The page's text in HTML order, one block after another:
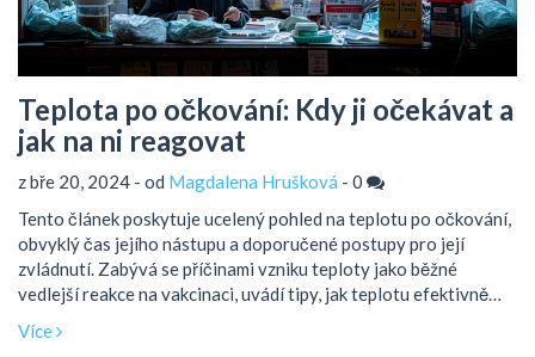
Teplota po očkování: Kdy ji očekávat a
jak na ni reagovat
z bře 20, 2024 - od Magdalena Hrušková - 0
Tento článek poskytuje ucelený pohled na teplotu po očkování,
obvyklý čas jejího nástupu a doporučené postupy pro její
zvládnutí. Zabývá se příčinami vzniku teploty jako běžné
vedlejší reakce na vakcinaci, uvádí tipy, jak teplotu efektivně
pomoc. Prostřednictvím zajímavých faktů a praktických rad
Více